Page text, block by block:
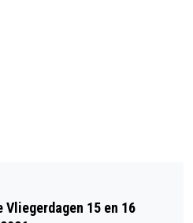
DOOR GETUIGE
BEWOLKT EN
Vliegerdagen 15 en 16